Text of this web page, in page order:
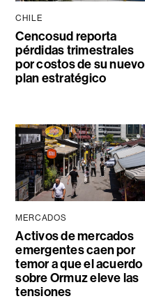
CHILE
Cencosud reporta
pérdidas trimestrales
por costos de su nuevo
plan estratégico
MERCADOS
Activos de mercados
emergentes caen por
temor a que el acuerdo
sobre Ormuz eleve las
tensiones